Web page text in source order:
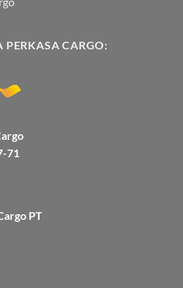
PERKASA CARGO:
71
PT